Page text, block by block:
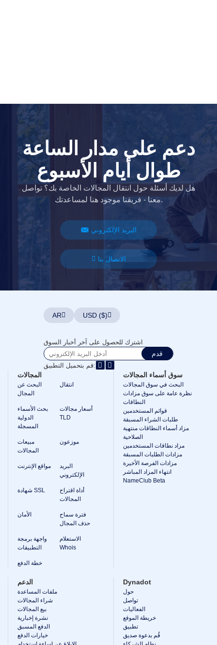
برنامج
الشركاء
العام
برنامج
الموزعين
الدعم
المساعدة
ملفات
المساعدة
المنتديات
الدعم
الإبلاغ
عن
الميزات
دعم على مدار الساعة
طوال أيام الأسبوع
هل لديك أسئلة حول انتقال المجالات الخاصة بك؟ تواصل
معنا - فريقنا موجود هنا لمساعدتك.
البريد الإلكتروني
الاتصال بنا
AR USD ($)
اشترك للحصول على آخر أخبار السوق
قدم
قم بتحميل التطبيق:
المجالات
البحث عن
المجال
انتقال
بحث الأسماء
الدولية
المسجلة
أسعار مجالات
TLD
مبيعات
المجالات
موزعون
مواقع الإنترنت
البريد
الإلكتروني
شهادة SSL
أداة اقتراح
المجالات
الأمان
فترة سماح
حذف المجال
واجهة برمجة
التطبيقات
الاستعلام
Whois
خطة الدفع
سوق أسماء المجالات
البحث في سوق المجالات
نظرة عامة على سوق مزادات
النطاقات
قوائم المستخدمين
طلبات الشراء المسبقة
مزاد أسماء النطاقات منتهية
الصلاحية
مزاد نطاقات المستخدمين
مزادات الطلبات المسبقة
مزادات الفرصة الأخيرة
انتهاء المزاد المباشر
NameClub Beta
الدعم
ملفات المساعدة
شراء المجالات
بيع المجالات
نشرة إخبارية
الدفع المسبق
خيارات الدفع
Dynadot
حول
تواصل
الفعاليات
خريطة الموقع
تطبيق
قُم بدعوة صديق